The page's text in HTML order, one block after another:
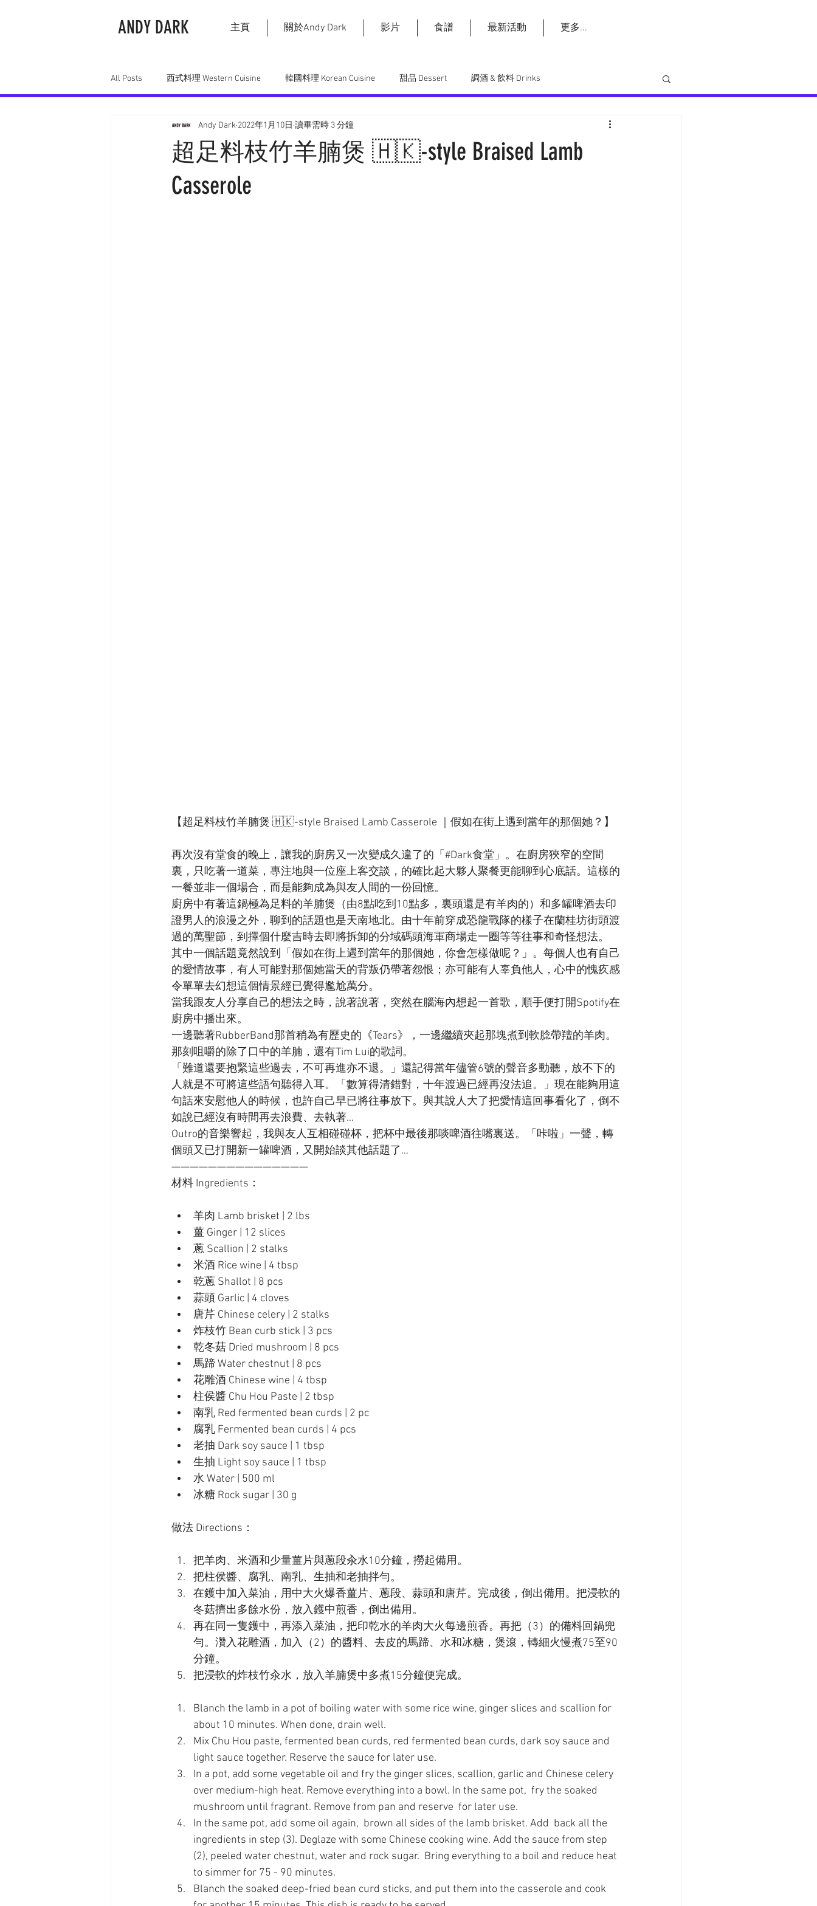
主頁 關於Andy Dark 影片 食譜 最新活動 更多...
ANDY DARK
All Posts 西式料理 Western Cuisine 韓國料理 Korean Cuisine 甜品 Dessert 調酒 & 飲料 Drinks
中式料理 Chinese Cuisine 日式料理 Japanese Cuisine
超足料枝竹羊腩煲 🇭🇰-style Braised Lamb
Casserole
Andy Dark 2022年1月10日 讀畢需時 3 分鐘
【超足料枝竹羊腩煲 🇭🇰-style Braised Lamb Casserole ｜假如在街上遇到當年的那個她？】
再次沒有堂食的晚上，讓我的廚房又一次變成久違了的「#Dark食堂」。在廚房狹窄的空間
裏，只吃著一道菜，專注地與一位座上客交談，的確比起大夥人聚餐更能聊到心底話。這樣的
一餐並非一個場合，而是能夠成為與友人間的一份回憶。
廚房中有著這鍋極為足料的羊腩煲（由8點吃到10點多，裏頭還是有羊肉的）和多罐啤酒去印
證男人的浪漫之外，聊到的話題也是天南地北。由十年前穿成恐龍戰隊的樣子在蘭桂坊街頭渡
過的萬聖節，到擇個什麼吉時去即將拆卸的分域碼頭海軍商場走一圈等等往事和奇怪想法。
其中一個話題竟然說到「假如在街上遇到當年的那個她，你會怎樣做呢？」。每個人也有自己
的愛情故事，有人可能對那個她當天的背叛仍帶著怨恨；亦可能有人辜負他人，心中的愧疚感
令單單去幻想這個情景經已覺得尷尬萬分。
當我跟友人分享自己的想法之時，說著說著，突然在腦海內想起一首歌，順手便打開Spotify在
廚房中播出來。
一邊聽著RubberBand那首稍為有歷史的《Tears》，一邊繼續夾起那塊煮到軟腍帶羶的羊肉。
那刻咀嚼的除了口中的羊腩，還有Tim Lui的歌詞。
「難道還要抱緊這些過去，不可再進亦不退。」還記得當年儘管6號的聲音多動聽，放不下的
人就是不可將這些語句聽得入耳。「數算得清錯對，十年渡過已經再沒法追。」現在能夠用這
句話來安慰他人的時候，也許自己早已將往事放下。與其說人大了把愛情這回事看化了，倒不
如說已經沒有時間再去浪費、去執著…
Outro的音樂響起，我與友人互相碰碰杯，把杯中最後那啖啤酒往嘴裏送。「咔啦」一聲，轉
個頭又已打開新一罐啤酒，又開始談其他話題了…
———————————————
材料 Ingredients：
羊肉 Lamb brisket | 2 lbs
薑 Ginger | 12 slices
蔥 Scallion | 2 stalks
米酒 Rice wine | 4 tbsp
乾蔥 Shallot | 8 pcs
蒜頭 Garlic | 4 cloves
唐芹 Chinese celery | 2 stalks
炸枝竹 Bean curb stick | 3 pcs
乾冬菇 Dried mushroom | 8 pcs
馬蹄 Water chestnut | 8 pcs
花雕酒 Chinese wine | 4 tbsp
柱侯醬 Chu Hou Paste | 2 tbsp
南乳 Red fermented bean curds | 2 pc
腐乳 Fermented bean curds | 4 pcs
老抽 Dark soy sauce | 1 tbsp
生抽 Light soy sauce | 1 tbsp
水 Water | 500 ml
冰糖 Rock sugar | 30 g
做法 Directions：
把羊肉、米酒和少量薑片與蔥段汆水10分鐘，撈起備用。
把柱侯醬、腐乳、南乳、生抽和老抽拌勻。
在鑊中加入菜油，用中大火爆香薑片、蔥段、蒜頭和唐芹。完成後，倒出備用。把浸軟的
冬菇擠出多餘水份，放入鑊中煎香，倒出備用。
再在同一隻鑊中，再添入菜油，把印乾水的羊肉大火每邊煎香。再把（3）的備料回鍋兜
勻。灒入花雕酒，加入（2）的醬料、去皮的馬蹄、水和冰糖，煲滾，轉細火慢煮75至90
分鐘。
把浸軟的炸枝竹汆水，放入羊腩煲中多煮15分鐘便完成。
Blanch the lamb in a pot of boiling water with some rice wine, ginger slices and scallion for
about 10 minutes. When done, drain well.
Mix Chu Hou paste, fermented bean curds, red fermented bean curds, dark soy sauce and
light sauce together. Reserve the sauce for later use.
In a pot, add some vegetable oil and fry the ginger slices, scallion, garlic and Chinese celery
over medium-high heat. Remove everything into a bowl. In the same pot,  fry the soaked
mushroom until fragrant. Remove from pan and reserve  for later use.
In the same pot, add some oil again,  brown all sides of the lamb brisket. Add  back all the
ingredients in step (3). Deglaze with some Chinese cooking wine. Add the sauce from step
(2), peeled water chestnut, water and rock sugar.  Bring everything to a boil and reduce heat
to simmer for 75 - 90 minutes.
Blanch the soaked deep-fried bean curd sticks, and put them into the casserole and cook